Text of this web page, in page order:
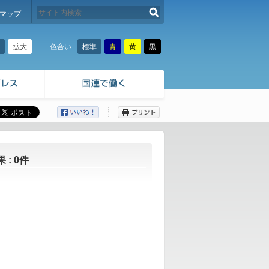
ップ
拡大 色合い 標準 青 黄 黒
: 0件